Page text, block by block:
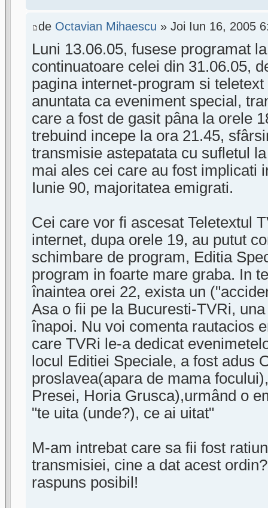
de Octavian Mihaescu » Joi Iun 16, 2005
Luni 13.06.05, fusese programat
continuatoare celei din 31.06.05,
pagina internet-program si
anuntata ca eveniment special,
care a fost de gasit pâna la orele
trebuind incepe la ora 21.45,
transmisie astepatata cu sufletul
mai ales cei care au fost implicati
Iunie 90, majoritatea emigrati.
Cei care vor fi ascesat Teletextul
internet, dupa orele 19, au putut
schimbare de program, Editia
program in foarte mare graba. In
înaintea orei 22, exista un
Asa o fii pe la Bucuresti-TVRi,
înapoi. Nu voi comenta rautacios
care TVRi le-a dedicat
locul Editiei Speciale, a fost adus
proslavea(apara de mama
Presei, Horia Grusca),urmând o
"te uita (unde?), ce ai uitat"
M-am intrebat care sa fii fost
transmisiei, cine a dat acest
raspuns posibil!